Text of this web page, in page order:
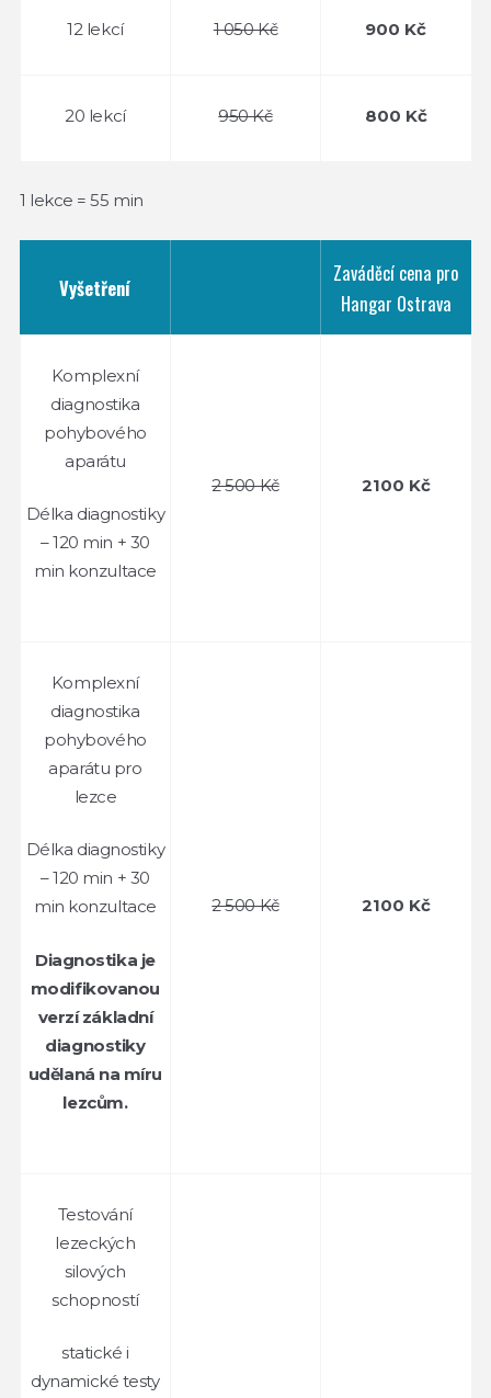
12 lekcí 1 050 Kč 900 Kč
20 lekcí 950 Kč 800 Kč
1 lekce = 55 min
Vyšetření
Zaváděcí cena pro
Hangar Ostrava
Komplexní
diagnostika
pohybového
aparátu
Délka diagnostiky
– 120 min + 30
min konzultace
2 500 Kč 2100 Kč
Komplexní
diagnostika
pohybového
aparátu pro
lezce
Délka diagnostiky
– 120 min + 30
min konzultace
Diagnostika je
modifikovanou
verzí základní
diagnostiky
udělaná na míru
lezcům.
2 500 Kč 2100 Kč
Testování
lezeckých
silových
schopností
statické i
dynamické testy